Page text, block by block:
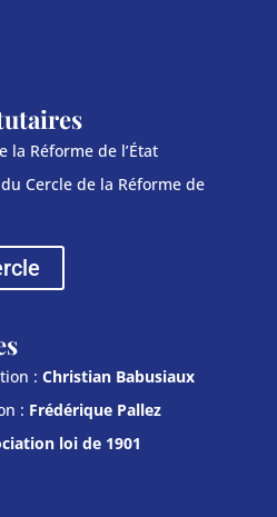
la Réforme de l’État
Cercle de la Réforme de
: Christian Babusiaux
: Frédérique Pallez
loi de 1901